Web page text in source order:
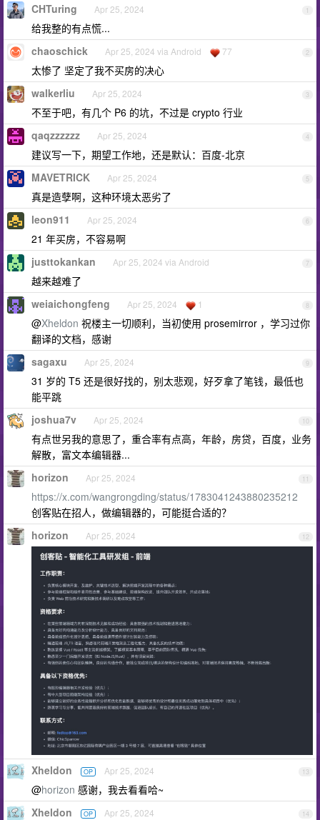
1
CHTuring Apr 25, 2024
给我整的有点慌...
2
chaoschick Apr 25, 2024 via Android 77
太惨了 坚定了我不买房的决心
3
walkerliu Apr 25, 2024
不至于吧，有几个 P6 的坑，不过是 crypto 行业
4
qaqzzzzzz Apr 25, 2024
建议写一下，期望工作地，还是默认：百度-北京
5
MAVETRICK Apr 25, 2024
真是造孽啊，这种环境太恶劣了
6
leon911 Apr 25, 2024
21 年买房，不容易啊
7
justtokankan Apr 25, 2024 via Android
越来越难了
8
weiaichongfeng Apr 25, 2024 1
@Xheldon 祝楼主一切顺利，当初使用 prosemirror ，学习过你
翻译的文档，感谢
9
sagaxu Apr 25, 2024
31 岁的 T5 还是很好找的，别太悲观，好歹拿了笔钱，最低也
能平跳
10
joshua7v Apr 25, 2024
有点世另我的意思了，重合率有点高，年龄，房贷，百度，业务
解散，富文本编辑器...
11
horizon Apr 25, 2024
https://x.com/wangrongding/status/1783041243880235212
创客贴在招人，做编辑器的，可能挺合适的？
12
horizon Apr 25, 2024
13
Xheldon OP Apr 25, 2024
@horizon 感谢，我去看看哈~
14
Xheldon OP Apr 25, 2024